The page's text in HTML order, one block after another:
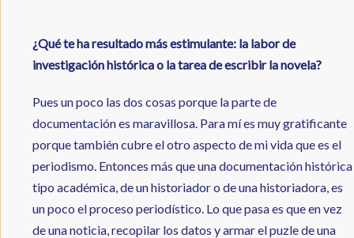
¿Qué te ha resultado más estimulante: la labor de
investigación histórica o la tarea de escribir la novela?
Pues un poco las dos cosas porque la parte de
documentación es maravillosa. Para mí es muy gratificante
porque también cubre el otro aspecto de mi vida que es el
periodismo. Entonces más que una documentación histórica
tipo académica, de un historiador o de una historiadora, es
un poco el proceso periodístico. Lo que pasa es que en vez
de una noticia, recopilar los datos y armar el puzle de una